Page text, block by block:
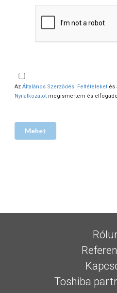
Az Általános Szerződési Feltételeket és
Nyilatkozatot megismertem és
Toshiba